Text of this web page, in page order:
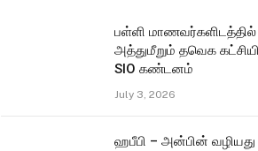
பள்ளி மாணவர்களிடத்தில்
அத்துமீறும் தவெக
SIO கண்டனம்
July 3, 2026
ஹபீபி – அன்பின் வழியது